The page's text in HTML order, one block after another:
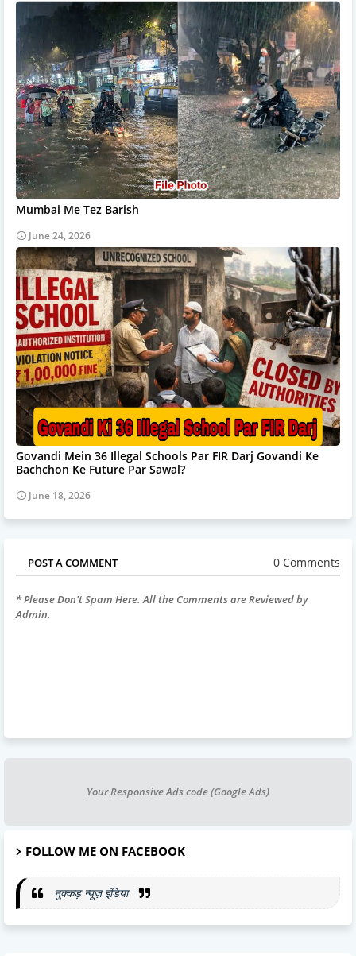
Mumbai Me Tez Barish
June 24, 2026
Govandi Mein 36 Illegal Schools Par FIR Darj Govandi Ke
Bachchon Ke Future Par Sawal?
June 18, 2026
POST A COMMENT 0 Comments
* Please Don't Spam Here. All the Comments are Reviewed by
Admin.
Your Responsive Ads code (Google Ads)
FOLLOW ME ON FACEBOOK
नुक्कड़ न्यूज़ इंडिया